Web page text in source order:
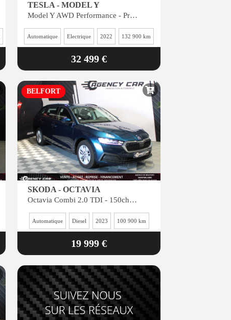
TESLA - MODEL Y
Model Y AWD Performance - Première main
Automatique Electrique 2022 132 900 km
32 499 €
BELFORT
SKODA - OCTAVIA
Octavia Combi 2.0 TDI - 150ch - BV DSG Start & Stop - BREAK Business
Automatique Diesel 2023 100 900 km
19 999 €